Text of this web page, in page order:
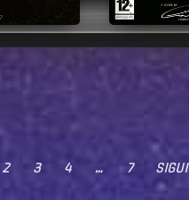
2 3 4 … 7